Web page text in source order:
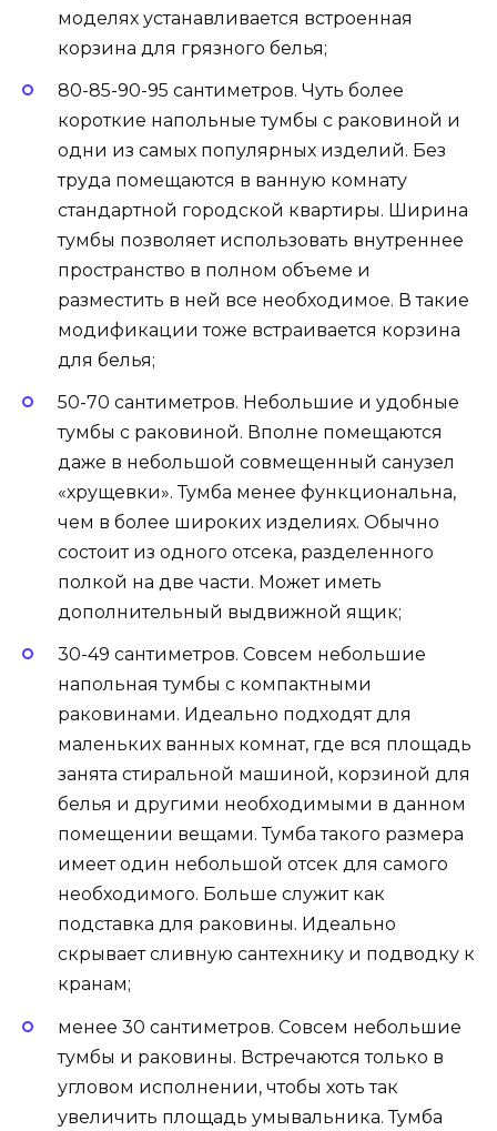
моделях устанавливается встроенная
корзина для грязного белья;
80-85-90-95 сантиметров. Чуть более
короткие напольные тумбы с раковиной и
одни из самых популярных изделий. Без
труда помещаются в ванную комнату
стандартной городской квартиры. Ширина
тумбы позволяет использовать внутреннее
пространство в полном объеме и
разместить в ней все необходимое. В такие
модификации тоже встраивается корзина
для белья;
50-70 сантиметров. Небольшие и удобные
тумбы с раковиной. Вполне помещаются
даже в небольшой совмещенный санузел
«хрущевки». Тумба менее функциональна,
чем в более широких изделиях. Обычно
состоит из одного отсека, разделенного
полкой на две части. Может иметь
дополнительный выдвижной ящик;
30-49 сантиметров. Совсем небольшие
напольная тумбы с компактными
раковинами. Идеально подходят для
маленьких ванных комнат, где вся площадь
занята стиральной машиной, корзиной для
белья и другими необходимыми в данном
помещении вещами. Тумба такого размера
имеет один небольшой отсек для самого
необходимого. Больше служит как
подставка для раковины. Идеально
скрывает сливную сантехнику и подводку к
кранам;
менее 30 сантиметров. Совсем небольшие
тумбы и раковины. Встречаются только в
угловом исполнении, чтобы хоть так
увеличить площадь умывальника. Тумба